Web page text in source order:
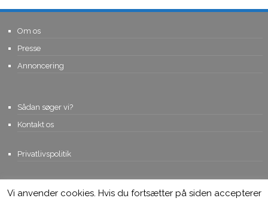
Om os
Presse
Annoncering
Sådan søger vi?
Kontakt os
Privatlivspolitik
© Copyright 2015, Viviro.com ApS- Alle rettigheder forbeholdes. Vi
Vi anvender cookies. Hvis du fortsætter på siden accepterer